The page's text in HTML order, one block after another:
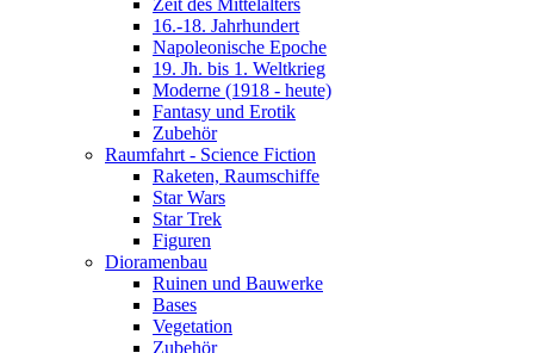
Zeit des Mittelalters
16.-18. Jahrhundert
Napoleonische Epoche
19. Jh. bis 1. Weltkrieg
Moderne (1918 - heute)
Fantasy und Erotik
Zubehör
Raumfahrt - Science Fiction
Raketen, Raumschiffe
Star Wars
Star Trek
Figuren
Dioramenbau
Ruinen und Bauwerke
Bases
Vegetation
Zubehör